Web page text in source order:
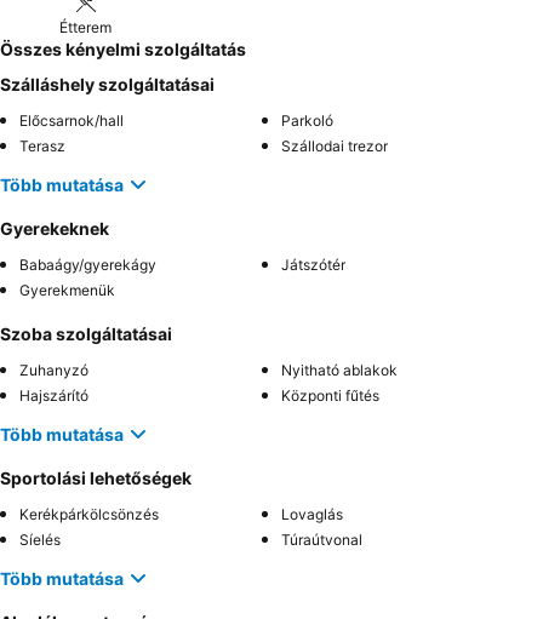
Étterem
Összes kényelmi szolgáltatás
Szálláshely szolgáltatásai
Előcsarnok/hall
Parkoló
Terasz
Szállodai trezor
Több mutatása
Gyerekeknek
Babaágy/gyerekágy
Játszótér
Gyerekmenük
Szoba szolgáltatásai
Zuhanyzó
Nyitható ablakok
Hajszárító
Központi fűtés
Több mutatása
Sportolási lehetőségek
Kerékpárkölcsönzés
Lovaglás
Síelés
Túraútvonal
Több mutatása